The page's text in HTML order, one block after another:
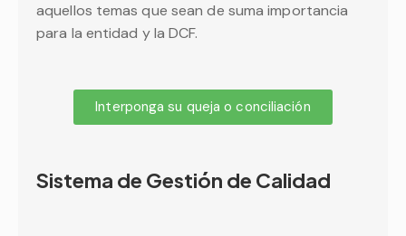
aquellos temas que sean de suma importancia
para la entidad y la DCF.
Interponga su queja o conciliación
Sistema de Gestión de Calidad